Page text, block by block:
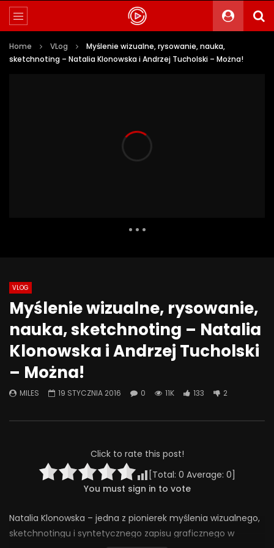
Home VLog
Myślenie wizualne, rysowanie, nauka,
sketchnoting – Natalia Klonowska i Andrzej Tucholski – Można!
Znaczenie obecności i
zaangażowania ojca w rozwój
psychoseksualny dorastającego
dziecka
27 CZERWCA 2025
241 7
Co możemy zrobić,
była miejscem
rozmowa o
4 CZERWCA 2025
VLOG
Myślenie wizualne, rysowanie,
nauka, sketchnoting – Natalia
Klonowska i Andrzej Tucholski
– Można!
MILES 19 STYCZNIA 2016 0 11K 133 2
Click to rate this post!
[Total: 0 Average: 0]
You must sign in to vote
Natalia Klonowska – jedna z pionierek myślenia wizualnego,
sketchnotingu i syntetycznego zapisu graficznego w